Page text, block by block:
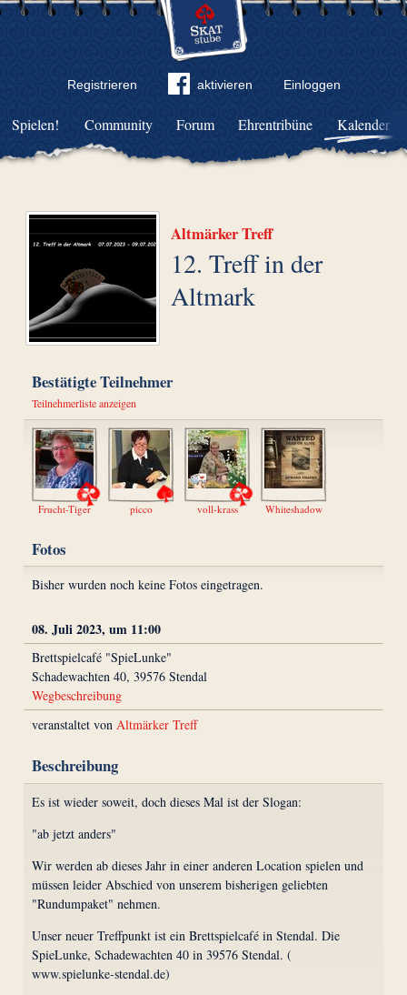
Registrieren aktivieren Einloggen
Community Forum Ehrentribüne Kalender
Spielen!
Altmärker Treff
12. Treff in der
Altmark
Bestätigte Teilnehmer
Teilnehmerliste anzeigen
Frucht-Tiger picco voll-krass Whiteshadow
Fotos
Bisher wurden noch keine Fotos eingetragen.
08. Juli 2023, um 11:00
Brettspielcafé "SpieLunke"
Schadewachten 40, 39576 Stendal
Wegbeschreibung
veranstaltet von Altmärker Treff
Beschreibung
Es ist wieder soweit, doch dieses Mal ist der Slogan:
"ab jetzt anders"
Wir werden ab dieses Jahr in einer anderen Location spielen und
müssen leider Abschied von unserem bisherigen geliebten
"Rundumpaket" nehmen.
Unser neuer Treffpunkt ist ein Brettspielcafé in Stendal. Die
SpieLunke, Schadewachten 40 in 39576 Stendal. (
www.spielunke-stendal.de)